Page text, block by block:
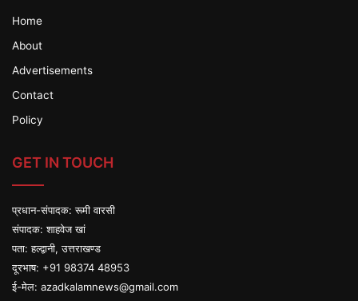
Home
About
Advertisements
Contact
Policy
GET IN TOUCH
प्रधान-संपादक: रूमी वारसी
संपादक: शाहवेज खां
पता: हल्द्वानी, उत्तराखण्ड
दूरभाष: +91 98374 48953
ई-मेल: azadkalamnews@gmail.com